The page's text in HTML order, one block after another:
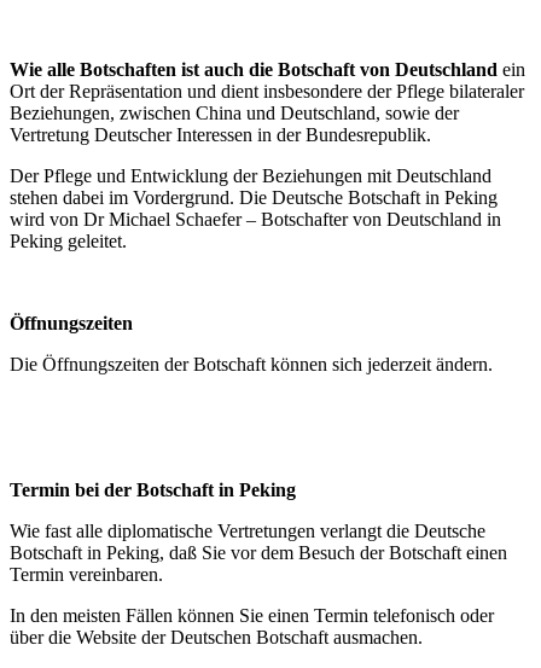
Wie alle Botschaften ist auch die Botschaft von Deutschland ein
Ort der Repräsentation und dient insbesondere der Pflege bilateraler
Beziehungen, zwischen China und Deutschland, sowie der
Vertretung Deutscher Interessen in der Bundesrepublik.
Der Pflege und Entwicklung der Beziehungen mit Deutschland
stehen dabei im Vordergrund. Die Deutsche Botschaft in Peking
wird von Dr Michael Schaefer – Botschafter von Deutschland in
Peking geleitet.
Öffnungszeiten
Die Öffnungszeiten der Botschaft können sich jederzeit ändern.
Termin bei der Botschaft in Peking
Wie fast alle diplomatische Vertretungen verlangt die Deutsche
Botschaft in Peking, daß Sie vor dem Besuch der Botschaft einen
Termin vereinbaren.
In den meisten Fällen können Sie einen Termin telefonisch oder
über die Website der Deutschen Botschaft ausmachen.